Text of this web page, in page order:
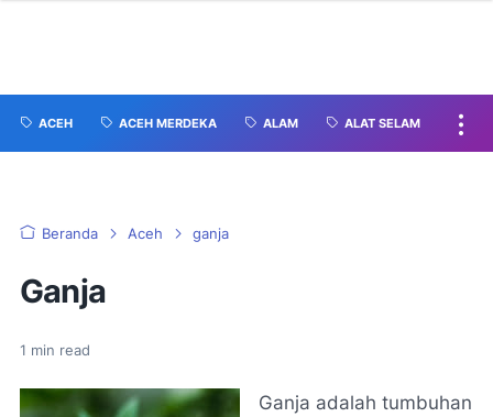
ACEH ACEH MERDEKA ALAM ALAT SELAM
Beranda Aceh ganja
Ganja
1 min read
Ganja adalah tumbuhan